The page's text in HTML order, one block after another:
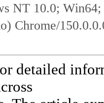
NT 10.0;
Chrome/
detailed